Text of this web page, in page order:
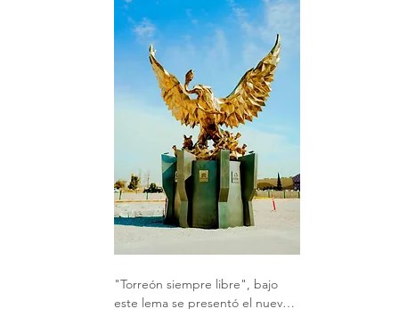
"Torreón siempre libre", bajo
este lema se presentó el nuevo